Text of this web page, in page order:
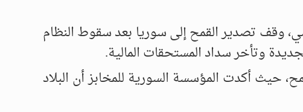
وقف تصدير القمح إلى سوريا بعد سقوط النظام
وتأخر سداد المستحقات المالية.
حيث أكدت المؤسسة السورية للمخابز أن البلاد